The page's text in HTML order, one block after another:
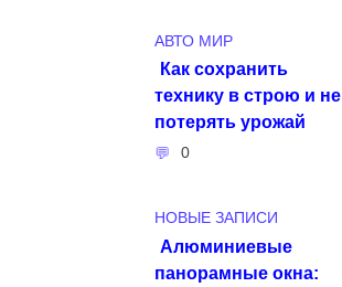
АВТО МИР
Как сохранить
технику в строю и не
потерять урожай
0
НОВЫЕ ЗАПИСИ
Алюминиевые
панорамные окна: